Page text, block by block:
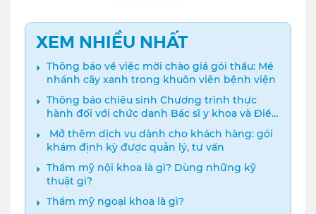
XEM NHIỀU NHẤT
Thông báo về việc mời chào giá gói thầu: Mé
nhánh cây xanh trong khuôn viên bệnh viện
Thông báo chiêu sinh Chương trình thực
hành đối với chức danh Bác sĩ y khoa và Điều
dưỡng năm 2024
️ Mở thêm dịch vụ dành cho khách hàng: gói
khám định kỳ được quản lý, tư vấn
Thẩm mỹ nội khoa là gì? Dùng những kỹ
thuật gì?
Thẩm mỹ ngoại khoa là gì?